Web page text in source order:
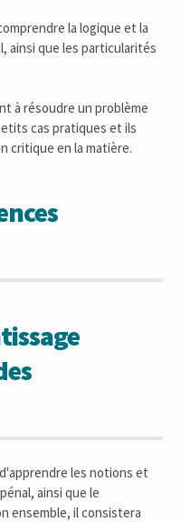
la logique et la
ainsi que les particularités
à résoudre un problème
cas pratiques et ils
critique en la matière.
les notions et
ainsi que le
ensemble, il consistera